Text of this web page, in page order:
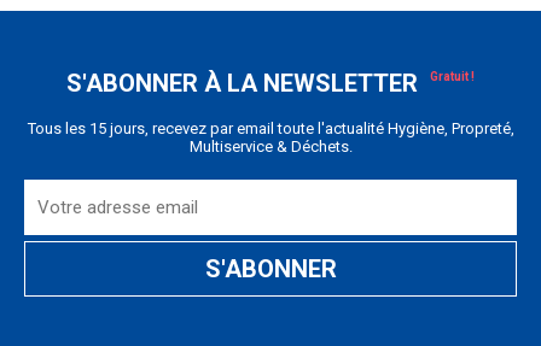
S'ABONNER À LA NEWSLETTER
Tous les 15 jours, recevez par email toute l'actualité Hygiène, Propreté,
Multiservice & Déchets.